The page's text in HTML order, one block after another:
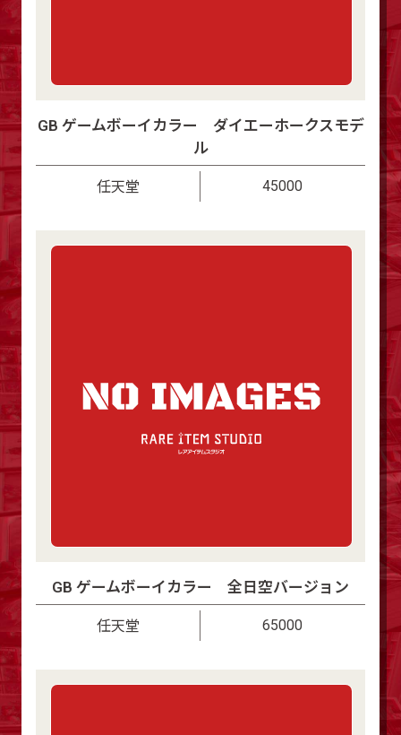
GB ゲームボーイカラー ダイエーホークスモデ
ル
任天堂 45000
GB ゲームボーイカラー 全日空バージョン
任天堂 65000